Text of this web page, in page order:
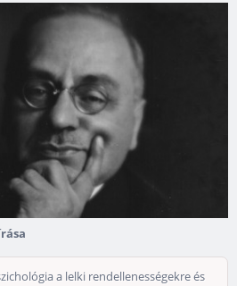
a lelki rendellenességekre és